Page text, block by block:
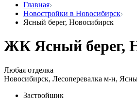
Главная
Новостройки в Новосибирск
Ясный берег, Новосибирск
ЖК Ясный берег,
Любая отделка
Новосибирск, Лесоперевалка м-н,
Застройщик